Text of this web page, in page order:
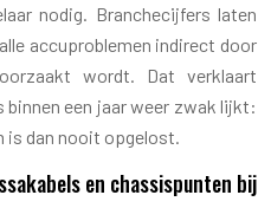
nodig. Branchecijfers laten
accuproblemen indirect door
wordt. Dat verklaart
een jaar weer zwak lijkt:
is dan nooit opgelost.
en chassispunten bij